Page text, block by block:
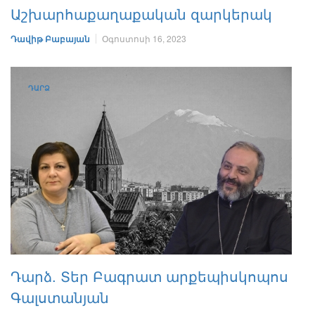
Աշխարհաքաղաքական զարկերակ
Դավիթ Բաբայան Օգոստոսի 16, 2023
ԴԱՐՁ
Դարձ. Տեր Բագրատ արքեպիսկոպոս
Գալստանյան